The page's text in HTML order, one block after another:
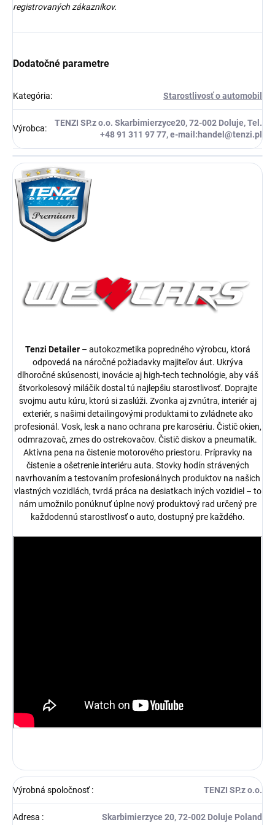
registrovaných zákazníkov.
Dodatočné parametre
Kategória: Starostlivosť o automobil
Výrobca:
TENZI SP.z o.o. Skarbimierzyce20, 72-002 Doluje, Tel.
+48 91 311 97 77, e-mail:handel@tenzi.pl
Tenzi Detailer– autokozmetika popredného výrobcu, ktorá
odpovedá na náročné požiadavky majiteľov áut. Ukrýva
dlhoročné skúsenosti, inovácie aj high-tech technológie, aby váš
štvorkolesový miláčik dostal tú najlepšiu starostlivosť. Doprajte
svojmu autu kúru, ktorú si zaslúži. Zvonka aj zvnútra, interiér aj
exteriér, s našimi detailingovými produktami to zvládnete ako
profesionál. Vosk, lesk a nano ochrana pre karosériu. Čistič okien,
odmrazovač, zmes do ostrekovačov. Čistič diskov a pneumatík.
Aktívna pena na čistenie motorového priestoru. Prípravky na
čistenie a ošetrenie interiéru auta. Stovky hodín strávených
navrhovaním a testovaním profesionálnych produktov na našich
vlastných vozidlách, tvrdá práca na desiatkach iných vozidiel – to
nám umožnilo ponúknuť úplne nový produktový rad určený pre
každodennú starostlivosť o auto, dostupný pre každého.
Výrobná spoločnosť: TENZI SP.z o.o.
Adresa : Skarbimierzyce 20, 72-002 Doluje Poland